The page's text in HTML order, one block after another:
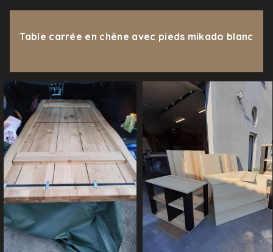
Table carrée en chêne avec pieds mikado blanc